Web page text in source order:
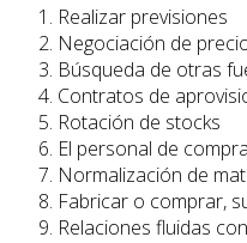
Realizar previsiones
Negociación de
Búsqueda de otras
Contratos de
Rotación de stocks
El personal de
Normalización de
Fabricar o comprar,
Relaciones fluidas